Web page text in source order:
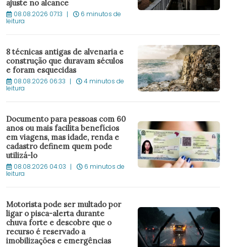
ajuste no alcance
08.08.2026 07:13 6 minutos de
leitura
8 técnicas antigas de alvenaria e
construção que duravam séculos
e foram esquecidas
08.08.2026 06:33 4 minutos de
leitura
Documento para pessoas com 60
anos ou mais facilita benefícios
em viagens, mas idade, renda e
cadastro definem quem pode
utilizá-lo
08.08.2026 04:03 6 minutos de
leitura
Motorista pode ser multado por
ligar o pisca-alerta durante
chuva forte e descobre que o
recurso é reservado a
imobilizações e emergências